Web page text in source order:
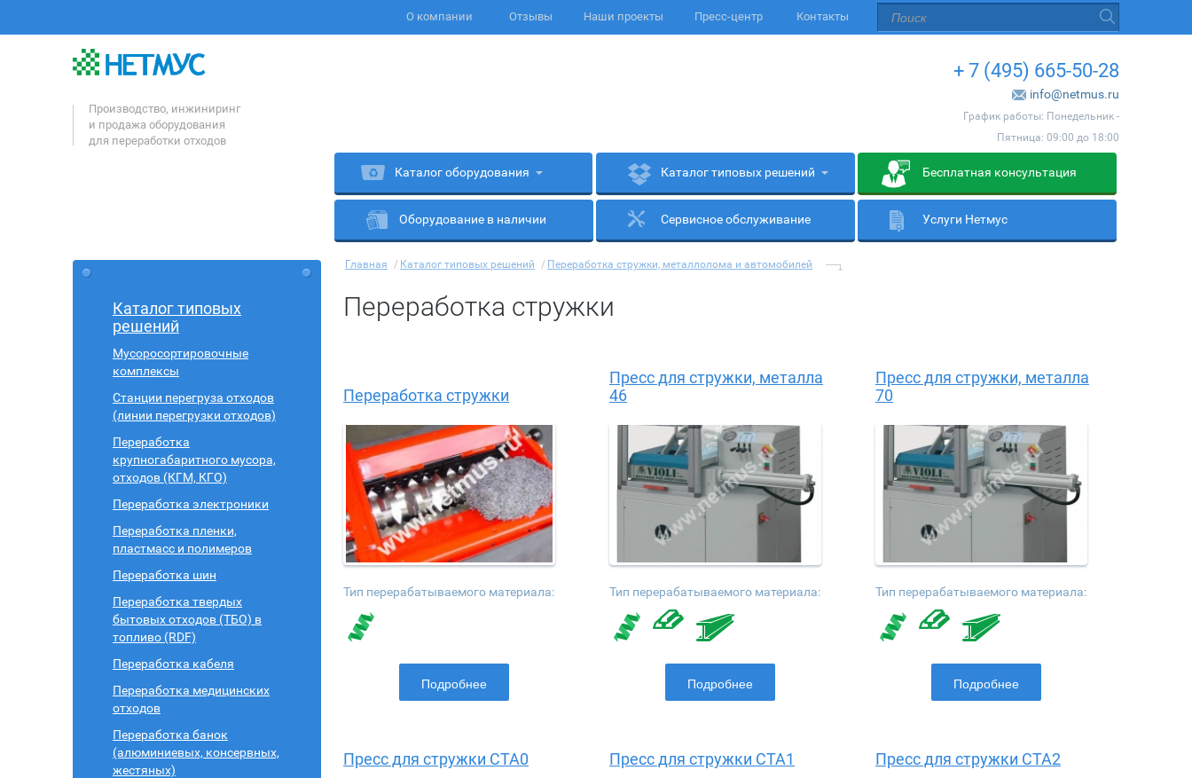
О компании Отзывы Наши проекты Пресс-центр Контакты
Производство, инжиниринг
и продажа оборудования
для переработки отходов
+ 7 (495) 665-50-28
info@netmus.ru
График работы: Понедельник -
Пятница: 09:00 до 18:00
Каталог оборудования Каталог типовых решений Бесплатная консультация
Оборудование в наличии Сервисное обслуживание Услуги Нетмус
Каталог типовых
решений
Мусоросортировочные
комплексы
Станции перегруза отходов
(линии перегрузки отходов)
Переработка
крупногабаритного мусора,
отходов (КГМ, КГО)
Переработка электроники
Переработка пленки,
пластмасс и полимеров
Переработка шин
Переработка твердых
бытовых отходов (ТБО) в
топливо (RDF)
Переработка кабеля
Переработка медицинских
отходов
Переработка банок
(алюминиевых, консервных,
жестяных)
Главная / Каталог типовых решений / Переработка стружки, металлолома и автомобилей
Переработка стружки
Переработка стружки
Тип перерабатываемого материала:
Подробнее
Пресс для стружки, металла
46
Тип перерабатываемого материала:
Подробнее
Пресс для стружки, металла
70
Тип перерабатываемого материала:
Подробнее
Пресс для стружки CTA0 Пресс для стружки CTA1 Пресс для стружки CTA2